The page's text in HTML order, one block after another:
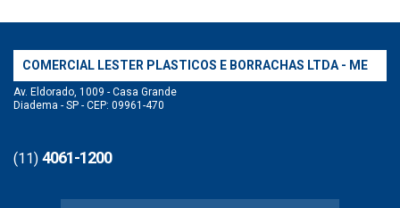
COMERCIAL LESTER PLASTICOS E BORRACHAS LTDA - ME
Av. Eldorado, 1009 - Casa Grande
Diadema - SP - CEP: 09961-470
(11) 4061-1200